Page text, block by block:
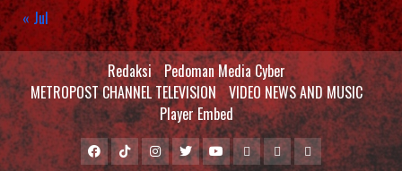
« Jul
Redaksi Pedoman Media Cyber
METROPOST CHANNEL TELEVISION VIDEO NEWS AND MUSIC
Player Embed
Facebook
TiktokInstagram
TwitterYoutubeMCTVVIDEO
Player